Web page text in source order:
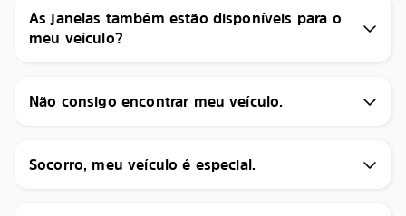
As janelas também estão disponíveis para o
meu veículo?
Não consigo encontrar meu veículo.
Socorro, meu veículo é especial.